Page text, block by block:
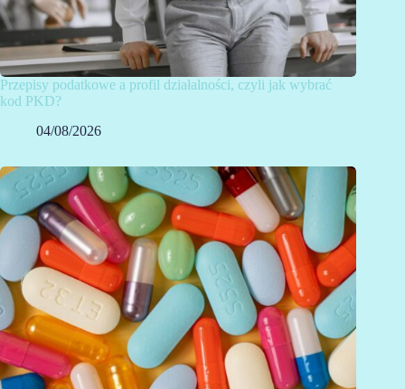
Przepisy podatkowe a profil działalności, czyli jak wybrać
kod PKD?
04/08/2026